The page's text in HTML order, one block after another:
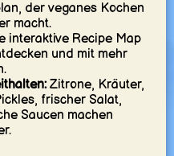
der veganes Kochen
macht.
interaktive Recipe Map
und mit mehr
Zitrone, Kräuter,
frischer Salat,
Saucen machen